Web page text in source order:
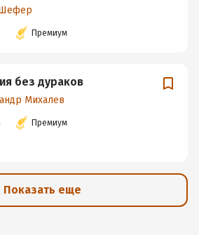
Премиум
без дураков
Михалев
Премиум
Показать еще